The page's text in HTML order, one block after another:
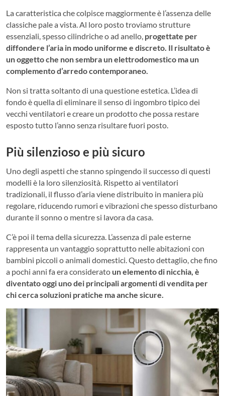
La caratteristica che colpisce maggiormente è l’assenza delle
classiche pale a vista. Al loro posto troviamo strutture
essenziali, spesso cilindriche o ad anello, progettate per
diffondere l’aria in modo uniforme e discreto. Il risultato è
un oggetto che non sembra un elettrodomestico ma un
complemento d’arredo contemporaneo.
Non si tratta soltanto di una questione estetica. L’idea di
fondo è quella di eliminare il senso di ingombro tipico dei
vecchi ventilatori e creare un prodotto che possa restare
esposto tutto l’anno senza risultare fuori posto.
Più silenzioso e più sicuro
Uno degli aspetti che stanno spingendo il successo di questi
modelli è la loro silenziosità. Rispetto ai ventilatori
tradizionali, il flusso d’aria viene distribuito in maniera più
regolare, riducendo rumori e vibrazioni che spesso disturbano
durante il sonno o mentre si lavora da casa.
C’è poi il tema della sicurezza. L’assenza di pale esterne
rappresenta un vantaggio soprattutto nelle abitazioni con
bambini piccoli o animali domestici. Questo dettaglio, che fino
a pochi anni fa era considerato un elemento di nicchia, è
diventato oggi uno dei principali argomenti di vendita per
chi cerca soluzioni pratiche ma anche sicure.